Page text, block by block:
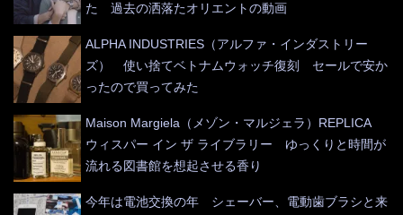
た 過去の洒落たオリエントの動画
ALPHA INDUSTRIES（アルファ・インダストリー
ズ） 使い捨てベトナムウォッチ復刻 セールで安か
ったので買ってみた
Maison Margiela（メゾン・マルジェラ）REPLICA
ウィスパー イン ザ ライブラリー ゆっくりと時間が
流れる図書館を想起させる香り
今年は電池交換の年 シェーバー、電動歯ブラシと来